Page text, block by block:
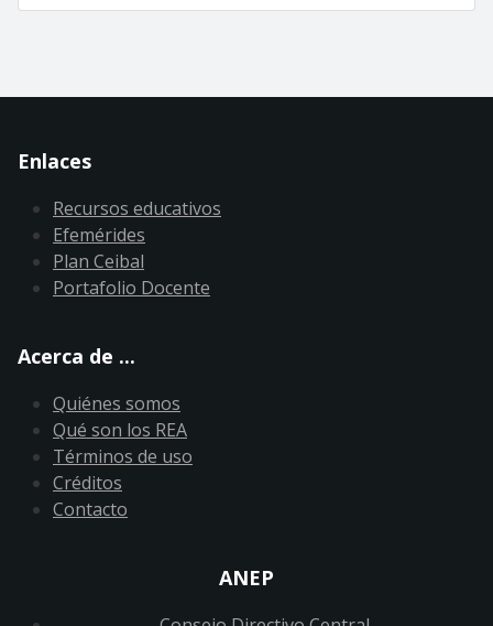
Enlaces
Recursos educativos
Efemérides
Plan Ceibal
Portafolio Docente
Acerca de ...
Quiénes somos
Qué son los REA
Términos de uso
Créditos
Contacto
ANEP